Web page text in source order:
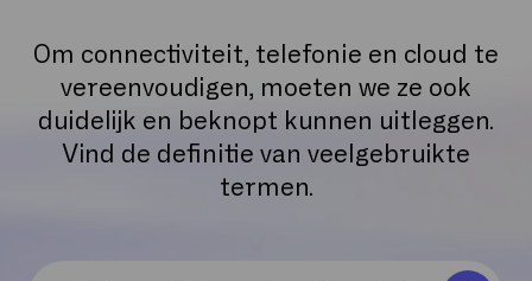
Om connectiviteit, telefonie en cloud te
vereenvoudigen, moeten we ze ook
duidelijk en beknopt kunnen uitleggen.
Vind de definitie van veelgebruikte
termen.